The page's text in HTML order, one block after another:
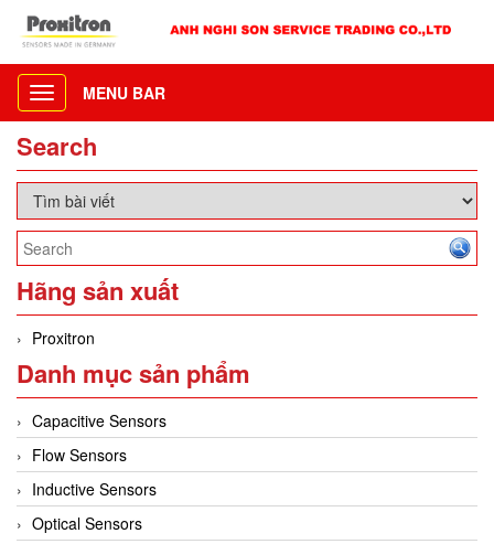
Toggle
navigation
MENU BAR
Search
Hãng sản xuất
Proxitron
Danh mục sản phẩm
Capacitive Sensors
Flow Sensors
Inductive Sensors
Optical Sensors